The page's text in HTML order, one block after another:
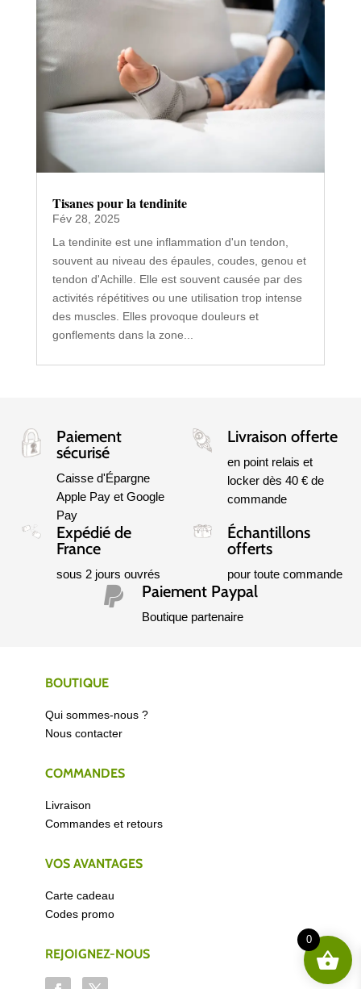
Tisanes pour la tendinite
Fév 28, 2025
La tendinite est une inflammation d'un tendon,
souvent au niveau des épaules, coudes, genou et
tendon d'Achille. Elle est souvent causée par des
activités répétitives ou une utilisation trop intense
des muscles. Elles provoque douleurs et
gonflements dans la zone...
Paiement
sécurisé
Caisse d'Épargne
Apple Pay et Google
Pay
Livraison offerte
en point relais et
locker dès 40 € de
commande
Expédié de
France
sous 2 jours ouvrés
Échantillons
offerts
pour toute commande
 Paiement Paypal
Boutique partenaire
BOUTIQUE
Qui sommes-nous ?
Nous contacter
COMMANDES
Livraison
Commandes et retours
VOS AVANTAGES
Carte cadeau
Codes promo
REJOIGNEZ-NOUS
0